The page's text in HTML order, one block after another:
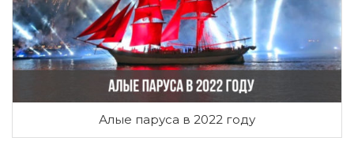
Алые паруса в 2022 году